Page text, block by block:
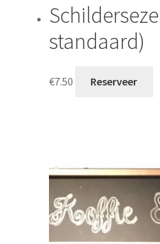
standaard)
€7.50 Reserveer